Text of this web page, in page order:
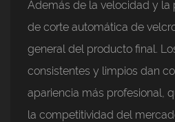
Además de la velocidad y la
de corte automática de
general del producto final.
consistentes y limpios dan
apariencia más profesional,
la competitividad del